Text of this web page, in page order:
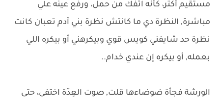
مستقيم أكتر، كأنه اتفك من حمل، ورفع عينه علي
مباشرة, النظرة دي ما كانتش نظرة بني آدم تعبان كانت
نظرة حد شايفني كويس قوي وبيكرهني أو بيكره اللي
بعمله, أو بيكره إن عندي خدام..
الورشة فجأة ضوضاءها قلت, صوت العِدّة اختفى، حتى